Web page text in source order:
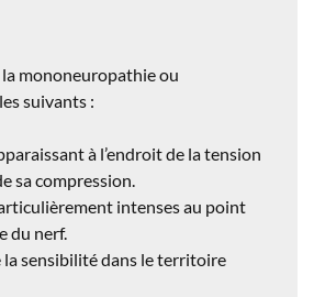
la mononeuropathie ou
suivants :
à l’endroit de la tension
sa compression.
intenses au point
du nerf.
la sensibilité dans le territoire